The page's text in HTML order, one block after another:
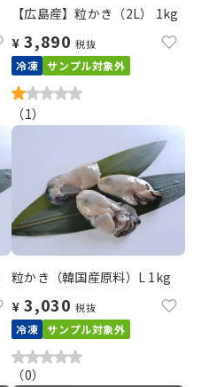
【広島産】粒かき（2L） 1kg
¥ 3,890 税抜
冷凍 サンプル対象外
（1）
粒かき（韓国産原料）L 1kg
¥ 3,030 税抜
冷凍 サンプル対象外
（0）